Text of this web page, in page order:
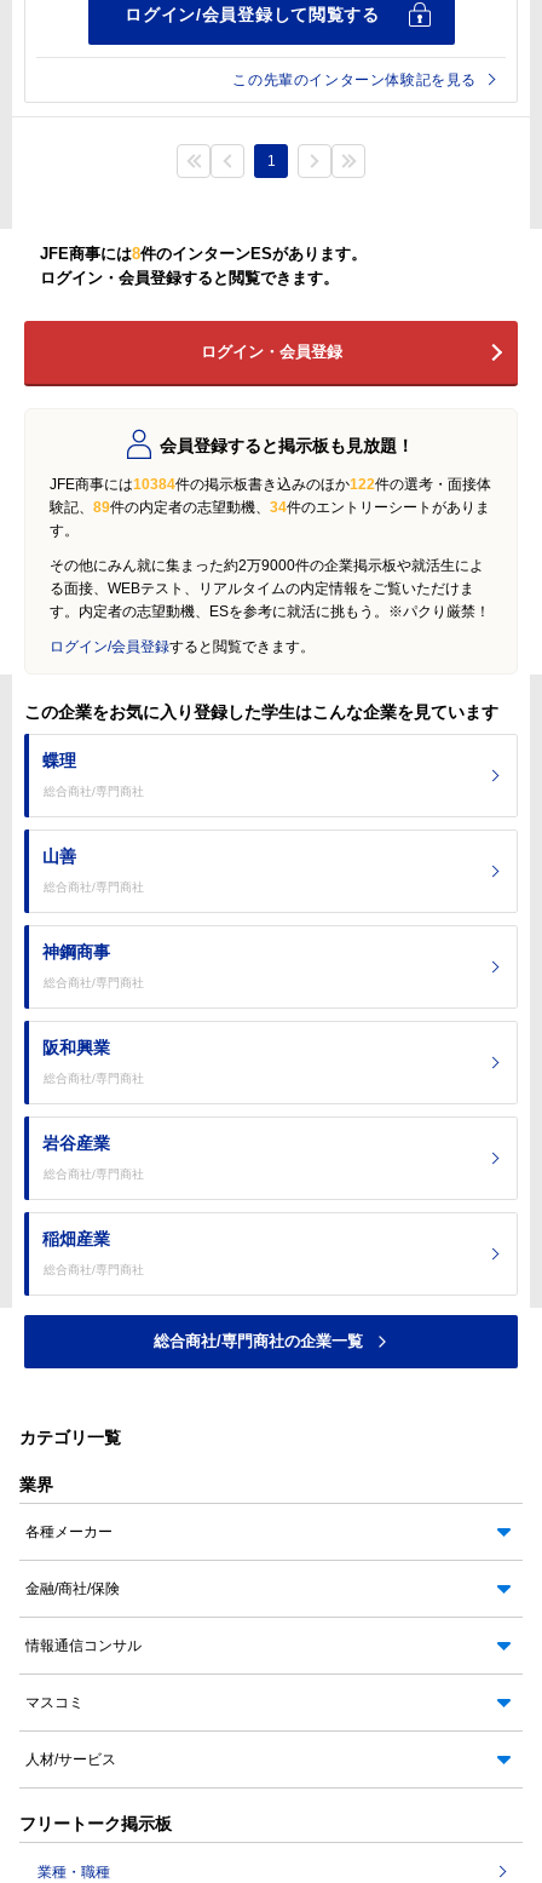
この先輩のインターン体験記を見る
1
JFE商事には8件のインターンESがあります。
ログイン・会員登録すると閲覧できます。
ログイン・会員登録
会員登録すると掲示板も見放題！
JFE商事には10384件の掲示板書き込みのほか122件の選考・面接体
験記、 89件の内定者の志望動機、 34件のエントリーシートがありま
す。
その他にみん就に集まった約2万9000件の企業掲示板や就活生によ
る面接、WEBテスト、リアルタイムの内定情報をご覧いただけま
す。内定者の志望動機、ESを参考に就活に挑もう。※パクり厳禁！
ログイン/会員登録すると閲覧できます。
この企業をお気に入り登録した学生はこんな企業を見ています
蝶理
総合商社/専門商社
山善
総合商社/専門商社
神鋼商事
総合商社/専門商社
阪和興業
総合商社/専門商社
岩谷産業
総合商社/専門商社
稲畑産業
総合商社/専門商社
総合商社/専門商社の企業一覧
カテゴリ一覧
業界
各種メーカー
金融/商社/保険
情報通信コンサル
マスコミ
人材/サービス
フリートーク掲示板
業種・職種